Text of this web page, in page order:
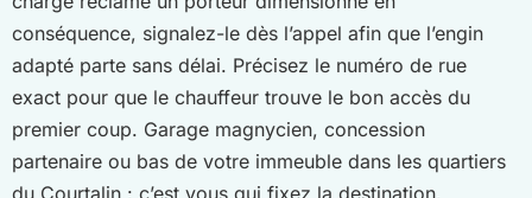
conséquence, signalez-le dès l’appel afin que l’engin
adapté parte sans délai. Précisez le numéro de rue
exact pour que le chauffeur trouve le bon accès du
premier coup. Garage magnycien, concession
partenaire ou bas de votre immeuble dans les quartiers
du Courtalin : c’est vous qui fixez la destination.